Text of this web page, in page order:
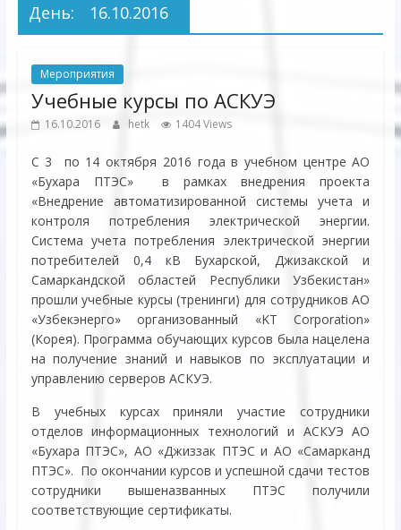
Электрических
День: 16.10.2016
Мероприятия
Учебные курсы по АСКУЭ
16.10.2016 hetk 1404 Views
С 3 по 14 октября 2016 года в учебном центре АО
«Бухара ПТЭС» в рамках внедрения проекта
«Внедрение автоматизированной системы учета и
контроля потребления электрической энергии.
Система учета потребления электрической энергии
потребителей 0,4 кВ Бухарской, Джизакской и
Самаркандской областей Республики Узбекистан»
прошли учебные курсы (тренинги) для сотрудников АО
«Узбекэнерго» организованный «KT Corporation»
(Корея). Программа обучающих курсов была нацелена
на получение знаний и навыков по эксплуатации и
управлению серверов АСКУЭ.
В учебных курсах приняли участие сотрудники
отделов информационных технологий и АСКУЭ АО
«Бухара ПТЭС», АО «Джиззак ПТЭС и АО «Самарканд
ПТЭС». По окончании курсов и успешной сдачи тестов
сотрудники вышеназванных ПТЭС получили
соответствующие сертификаты.